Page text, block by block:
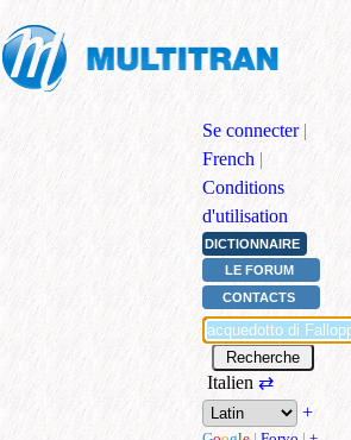
Se connecter |
French |
Conditions
d'utilisation
DICTIONNAIRE
LE FORUM
CONTACTS
Italien ⇄
+